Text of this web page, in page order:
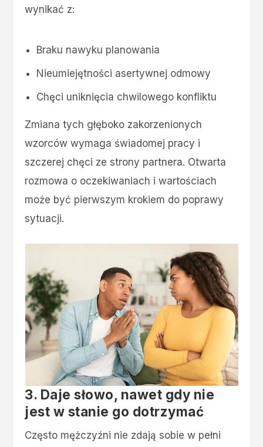
wynikać z:
Braku nawyku planowania
Nieumiejętności asertywnej odmowy
Chęci uniknięcia chwilowego konfliktu
Zmiana tych głęboko zakorzenionych
wzorców wymaga świadomej pracy i
szczerej chęci ze strony partnera. Otwarta
rozmowa o oczekiwaniach i wartościach
może być pierwszym krokiem do poprawy
sytuacji.
3. Daje słowo, nawet gdy nie
jest w stanie go dotrzymać
Często mężczyźni nie zdają sobie w pełni